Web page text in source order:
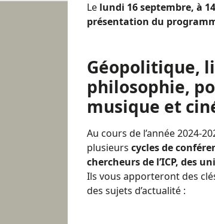
Le lundi 16 septembre, à
présentation du
Géopolitique,
philosophie,
musique et
Au cours de l’année 2024-
plusieurs cycles de
chercheurs de l’ICP, des
Ils vous apporteront des
des sujets d’actualité :